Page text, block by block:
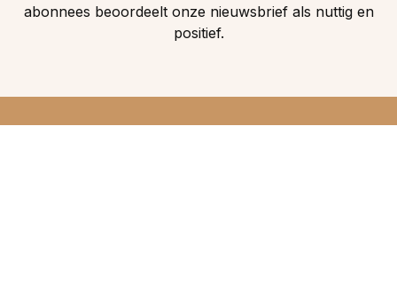
abonnees beoordeelt onze nieuwsbrief als nuttig en
positief.